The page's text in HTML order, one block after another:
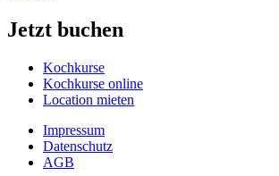
Jetzt buchen
Kochkurse
Kochkurse online
Location mieten
Impressum
Datenschutz
AGB